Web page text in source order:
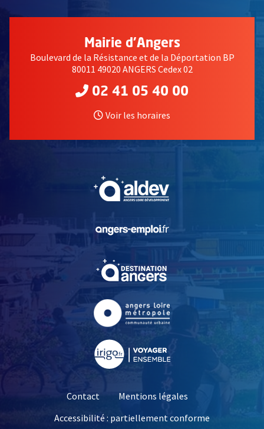
Mairie d'Angers
Boulevard de la Résistance et de la Déportation BP
80011 49020 ANGERS Cedex 02
02 41 05 40 00
Voir les horaires
, Ouvre une nouvelle
, Ouvre une nouvelle
Contact
Mentions légales
Accessibilité : partiellement conforme